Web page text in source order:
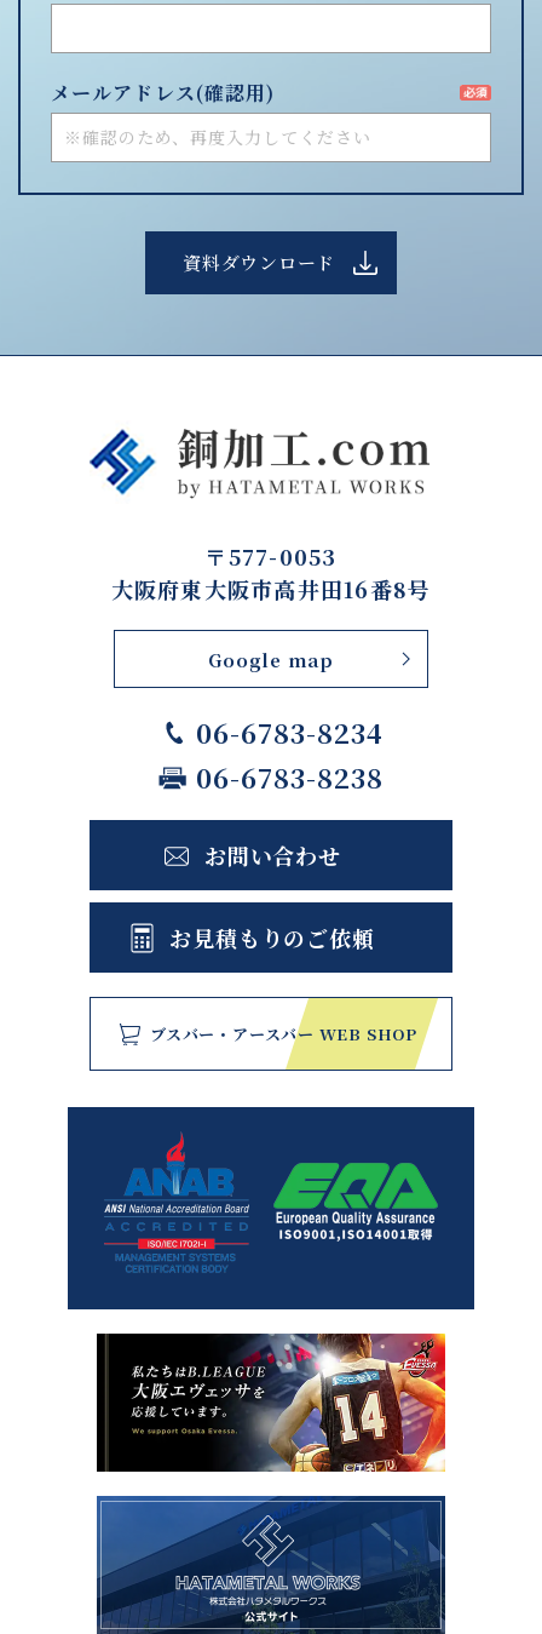
メールアドレス(確認用)
〒577-0053
大阪府東大阪市高井田16番8号
Google map
06-6783-8234
06-6783-8238
お問い合わせ
お見積もりのご依頼
ブスバー・アースバー WEB SHOP